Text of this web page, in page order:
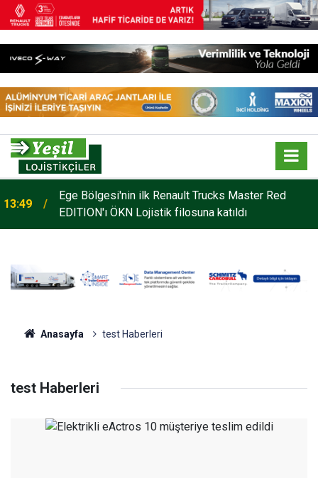
13:49
Ege Bölgesi'nin ilk Renault Trucks Master Red
EDITION'ı ÖKN Lojistik filosuna katıldı
Anasayfa test Haberleri
test Haberleri